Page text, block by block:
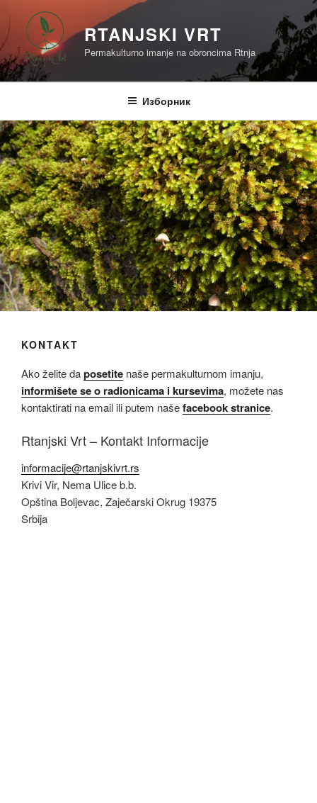
садржај
RTANJSKI VRT
Permakulturno imanje na obroncima Rtnja
Изборник
KONTAKT
Ako želite daposetite naše permakulturnom imanju,
informišete se o radionicama i kursevima, možete nas
kontaktirati na email ili putem našefacebook stranice.
Rtanjski Vrt – Kontakt Informacije
informacije@rtanjskivrt.rs
Krivi Vir, Nema Ulice b.b.
Opština Boljevac, Zaječarski Okrug 19375
Srbija